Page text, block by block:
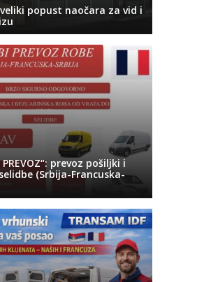
veliki popust naočara za vid i
PREVOZ“: prevoz pošiljki i
(Srbija-Francuska-